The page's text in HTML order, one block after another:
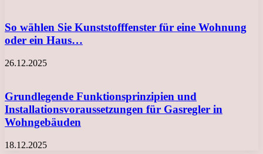
So wählen Sie Kunststofffenster für eine Wohnung
oder ein Haus…
26.12.2025
Grundlegende Funktionsprinzipien und
Installationsvoraussetzungen für Gasregler in
Wohngebäuden
18.12.2025